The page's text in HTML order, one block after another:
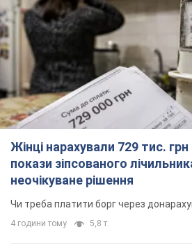
Жінці нарахували 729 тис. грн
покази зіпсованого
неочікуване рішення
Чи треба платити борг через
4 години тому 5,8 т.